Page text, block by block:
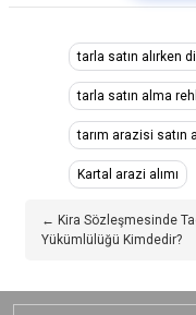
tarla satın alırken
tarla satın alma
tarım arazisi satın
Kartal arazi alımı
← Kira Sözleşmesinde
Yükümlülüğü Kimdedir?